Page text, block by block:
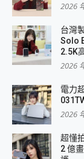
2026
台灣
Solo
2.5K
2026
電力
2026
超懂
2 億